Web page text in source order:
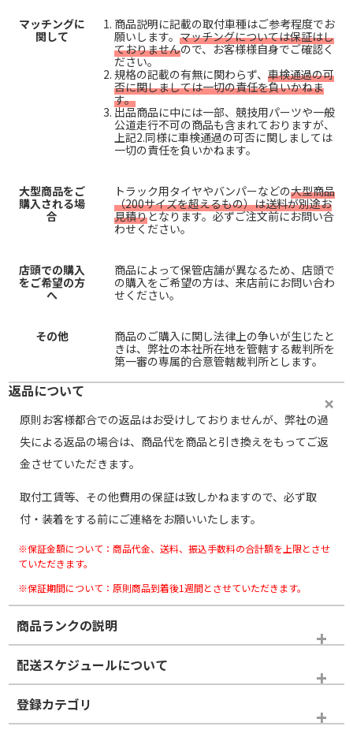
マッチングに
関して
商品説明に記載の取付車種はご参考程度でお
願いします。 マッチングについては保証はし
ておりませんので、お客様様自身でご確認く
ださい。
規格の記載の有無に関わらず、 車検通過の可
否に関しましては一切の責任を負いかねま
す。
出品商品に中には一部、競技用パーツや一般
公道走行不可の商品も含まれておりますが、
上記2.同様に車検通過の可否に関しましては
一切の責任を負いかねます。
大型商品をご
購入される場
合
トラック用タイヤやバンパーなどの大型商品
（200サイズを超えるもの）は送料が別途お
見積りとなります。必ずご注文前にお問い合
わせください。
店頭での購入
をご希望の方
へ
商品によって保管店舗が異なるため、店頭で
の購入をご希望の方は、来店前にお問い合わ
せください。
その他
商品のご購入に関し法律上の争いが生じたと
きは、弊社の本社所在地を管轄する裁判所を
第一審の専属的合意管轄裁判所とします。
返品について
原則お客様都合での返品はお受けしておりませんが、弊社の過
失による返品の場合は、商品代を商品と引き換えをもってご返
金させていただきます。
取付工賃等、その他費用の保証は致しかねますので、必ず取
付・装着をする前にご連絡をお願いいたします。
※保証金額について：商品代金、送料、振込手数料の合計額を上限とさせ
ていただきます。
※保証期間について：原則商品到着後1週間とさせていただきます。
商品ランクの説明
※商品ランクは出品者の主観により判断しておりますので、あら
かじめご了承ください。
ホイールランク
配送スケジュールについて
登録カテゴリ
ホイールのみ